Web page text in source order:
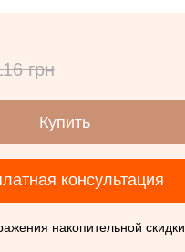
грн
Купить
консультация
накопительной скидки